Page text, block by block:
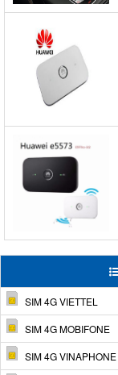
SIM 4G VIETTEL
SIM 4G MOBIFONE
SIM 4G VINAPHONE